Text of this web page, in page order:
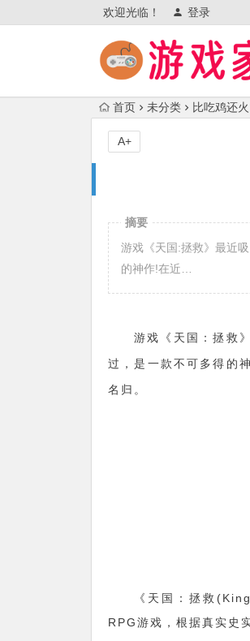
欢迎光临！ 登录
首页 未分类 比吃鸡还
A+
摘要
游戏《天国:拯救》最近
的神作!在近…
游戏《天国：拯救
过，是一款不可多得的
名归。
《天国：拯救
RPG游戏，根据真实史